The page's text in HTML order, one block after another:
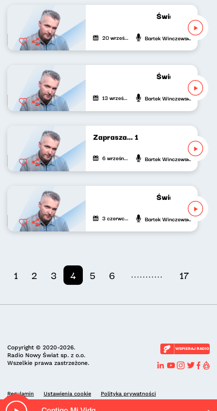
Świat naszej
20 września 2022 Bartek Winczewski
Świat naszej
13 września 2022 Bartek Winczewski
Zaprasza... 1
6 września 2022 Bartek Winczewski
Świat nowej
3 czerwca 2022 Bartek Winczewski
1 2 3 4 5 6 ........... 17
Copyright © 2020-2026.
Radio Nowy Świat sp. z o.o.
Wszelkie prawa zastrzeżone.
WSPIERAJ RADIO
Regulamin Ustawienia cookie Polityka prywatności